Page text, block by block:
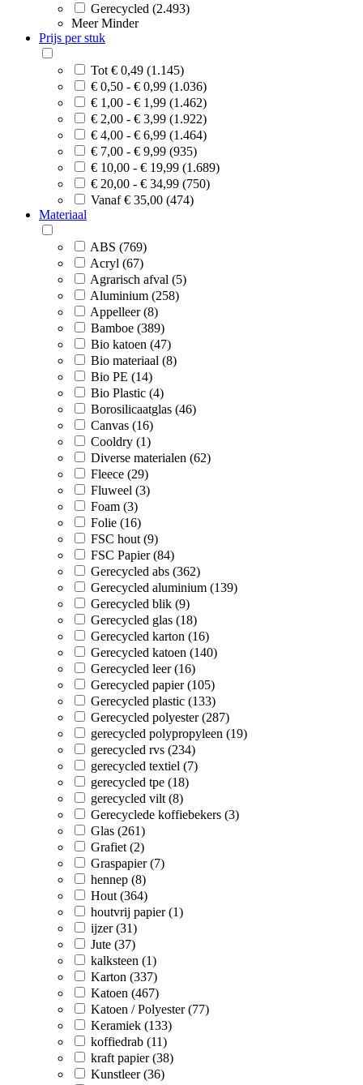
Gerecycled (2.493)
Meer Minder
Prijs per stuk
Tot € 0,49 (1.145)
€ 0,50 - € 0,99 (1.036)
€ 1,00 - € 1,99 (1.462)
€ 2,00 - € 3,99 (1.922)
€ 4,00 - € 6,99 (1.464)
€ 7,00 - € 9,99 (935)
€ 10,00 - € 19,99 (1.689)
€ 20,00 - € 34,99 (750)
Vanaf € 35,00 (474)
Materiaal
ABS (769)
Acryl (67)
Agrarisch afval (5)
Aluminium (258)
Appelleer (8)
Bamboe (389)
Bio katoen (47)
Bio materiaal (8)
Bio PE (14)
Bio Plastic (4)
Borosilicaatglas (46)
Canvas (16)
Cooldry (1)
Diverse materialen (62)
Fleece (29)
Fluweel (3)
Foam (3)
Folie (16)
FSC hout (9)
FSC Papier (84)
Gerecycled abs (362)
Gerecycled aluminium (139)
Gerecycled blik (9)
Gerecycled glas (18)
Gerecycled karton (16)
Gerecycled katoen (140)
Gerecycled leer (16)
Gerecycled papier (105)
Gerecycled plastic (133)
Gerecycled polyester (287)
gerecycled polypropyleen (19)
gerecycled rvs (234)
gerecycled textiel (7)
gerecycled tpe (18)
gerecycled vilt (8)
Gerecyclede koffiebekers (3)
Glas (261)
Grafiet (2)
Graspapier (7)
hennep (8)
Hout (364)
houtvrij papier (1)
ijzer (31)
Jute (37)
kalksteen (1)
Karton (337)
Katoen (467)
Katoen / Polyester (77)
Keramiek (133)
koffiedrab (11)
kraft papier (38)
Kunstleer (36)